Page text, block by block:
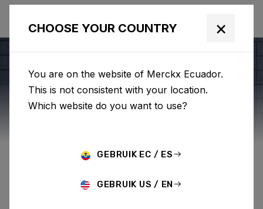
Category: News
MECÁNICO KENJI (52)
RECORRE LA CIUDAD
CHOOSE YOUR COUNTRY ×
You are on the website of Merckx Ecuador.
This is not consistent with your location.
Which website do you want to use?
GEBRUIK EC / ES
GEBRUIK US / EN